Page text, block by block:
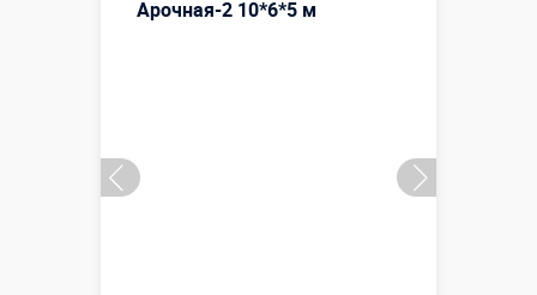
Смотреть видео
Арочная-2 10*6*5 м